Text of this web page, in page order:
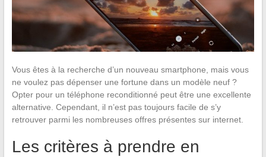
Vous êtes à la recherche d’un nouveau smartphone, mais vous
ne voulez pas dépenser une fortune dans un modèle neuf ?
Opter pour un téléphone reconditionné peut être une excellente
alternative. Cependant, il n’est pas toujours facile de s’y
retrouver parmi les nombreuses offres présentes sur internet.
Les critères à prendre en